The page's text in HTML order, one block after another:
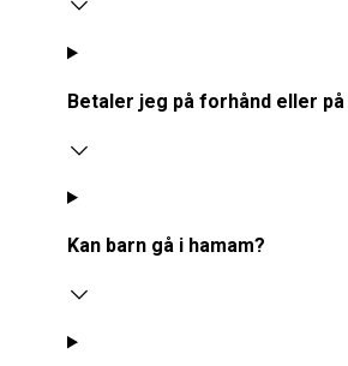
Betaler jeg på forhånd eller på
Kan barn gå i hamam?